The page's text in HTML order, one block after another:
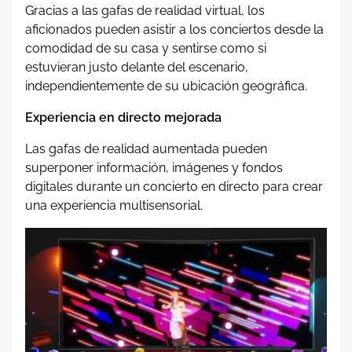
Gracias a las gafas de realidad virtual, los
aficionados pueden asistir a los conciertos desde la
comodidad de su casa y sentirse como si
estuvieran justo delante del escenario,
independientemente de su ubicación geográfica.
Experiencia en directo mejorada
Las gafas de realidad aumentada pueden
superponer información, imágenes y fondos
digitales durante un concierto en directo para crear
una experiencia multisensorial.